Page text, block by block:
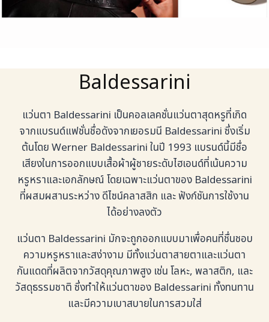
Baldessarini
แว่นตา Baldessarini เป็นคอลเลคชั่นแว่นตาสุดหรูที่เกิด
จากแบรนด์แฟชั่นชื่อดังจากเยอรมนี Baldessarini ซึ่งเริ่ม
ต้นโดย Werner Baldessarini ในปี 1993 แบรนด์นี้มีชื่อ
เสียงในการออกแบบเสื้อผ้าผู้ชายระดับไฮเอนด์ที่เน้นความ
หรูหราและเอกลักษณ์ โดยเฉพาะแว่นตาของ Baldessarini
ที่ผสมผสานระหว่าง ดีไซน์คลาสสิก และ ฟังก์ชันการใช้งาน
ได้อย่างลงตัว
แว่นตา Baldessarini มักจะถูกออกแบบมาเพื่อคนที่ชื่นชอบ
ความหรูหราและสง่างาม มีทั้งแว่นตาสายตาและแว่นตา
กันแดดที่ผลิตจากวัสดุคุณภาพสูง เช่น โลหะ, พลาสติก, และ
วัสดุธรรมชาติ ซึ่งทำให้แว่นตาของ Baldessarini ทั้งทนทาน
และมีความเบาสบายในการสวมใส่